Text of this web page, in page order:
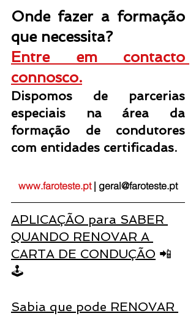
Onde fazer a formação
que necessita?
Entre em contacto
connosco.
Dispomos de parcerias
especiais na área da
formação de condutores
com entidades certificadas.
www.faroteste.pt | geral@faroteste.pt
APLICAÇÃO para SABER
QUANDO RENOVAR A
CARTA DE CONDUÇÃO 📲
🕹
Sabia que pode RENOVAR